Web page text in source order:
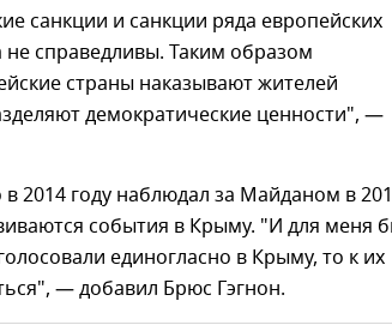
санкции и санкции ряда европейских
справедливы. Таким образом
страны наказывают жителей
демократические ценности", —
2014 году наблюдал за Майданом в
события в Крыму. "И для меня
единогласно в Крыму, то к их
— добавил Брюс Гэгнон.